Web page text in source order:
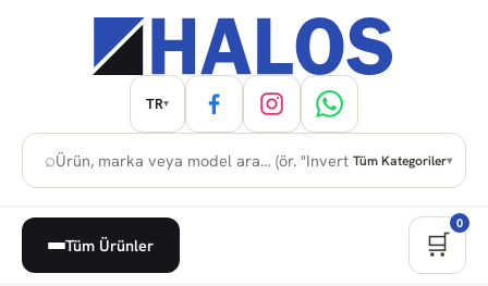
⌕ Tüm Kategoriler▾
TR▾
Tüm Ürünler 🛒
0